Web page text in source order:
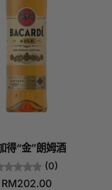
得“金”朗姆酒
(0)
RM202.00